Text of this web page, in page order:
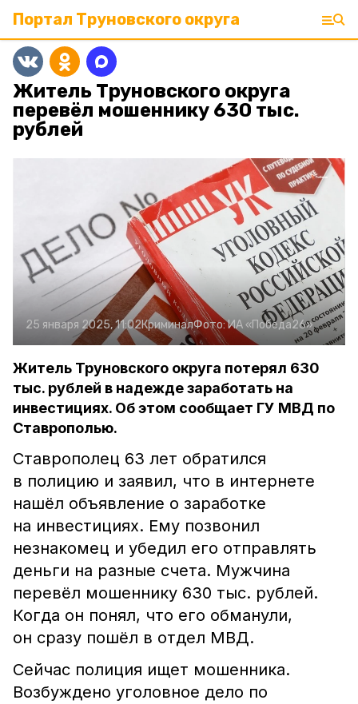
Портал Труновского округа
Житель Труновского округа
перевёл мошеннику 630 тыс.
рублей
25 января 2025, 11:02КриминалФото:ИА «Победа26»
Житель Труновского округа потерял 630
тыс. рублей в надежде заработать на
инвестициях. Об этом сообщает ГУ МВД по
Ставрополью.
Ставрополец 63 лет обратился
в полицию и заявил, что в интернете
нашёл объявление о заработке
на инвестициях. Ему позвонил
незнакомец и убедил его отправлять
деньги на разные счета. Мужчина
перевёл мошеннику 630 тыс. рублей.
Когда он понял, что его обманули,
он сразу пошёл в отдел МВД.
Сейчас полиция ищет мошенника.
Возбуждено уголовное дело по